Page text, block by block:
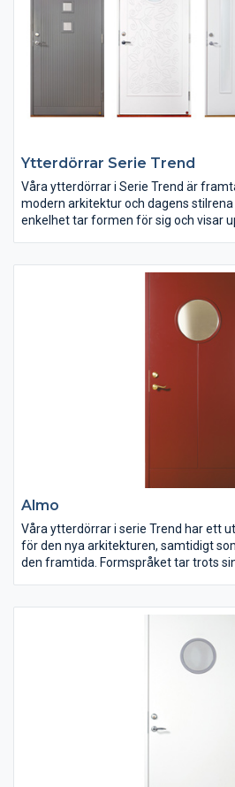
Ytterdörrar Serie Trend
Våra ytterdörrar i Serie Trend är
modern arkitektur och dagens
enkelhet tar formen för sig och visar
val. Vi törs nog lova att du hittar minst
Almo
Våra ytterdörrar i serie Trend har ett
för den nya arkitekturen, samtidigt
den framtida. Formspråket tar trots